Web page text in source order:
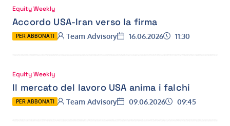
Equity Weekly
Accordo USA-Iran verso la firma
PER ABBONATI Autore:
Team Advisory Data:
16.06.2026 Ora:
11:30
Equity Weekly
Il mercato del lavoro USA anima i falchi
PER ABBONATI Autore:
Team Advisory Data:
09.06.2026 Ora:
09:45